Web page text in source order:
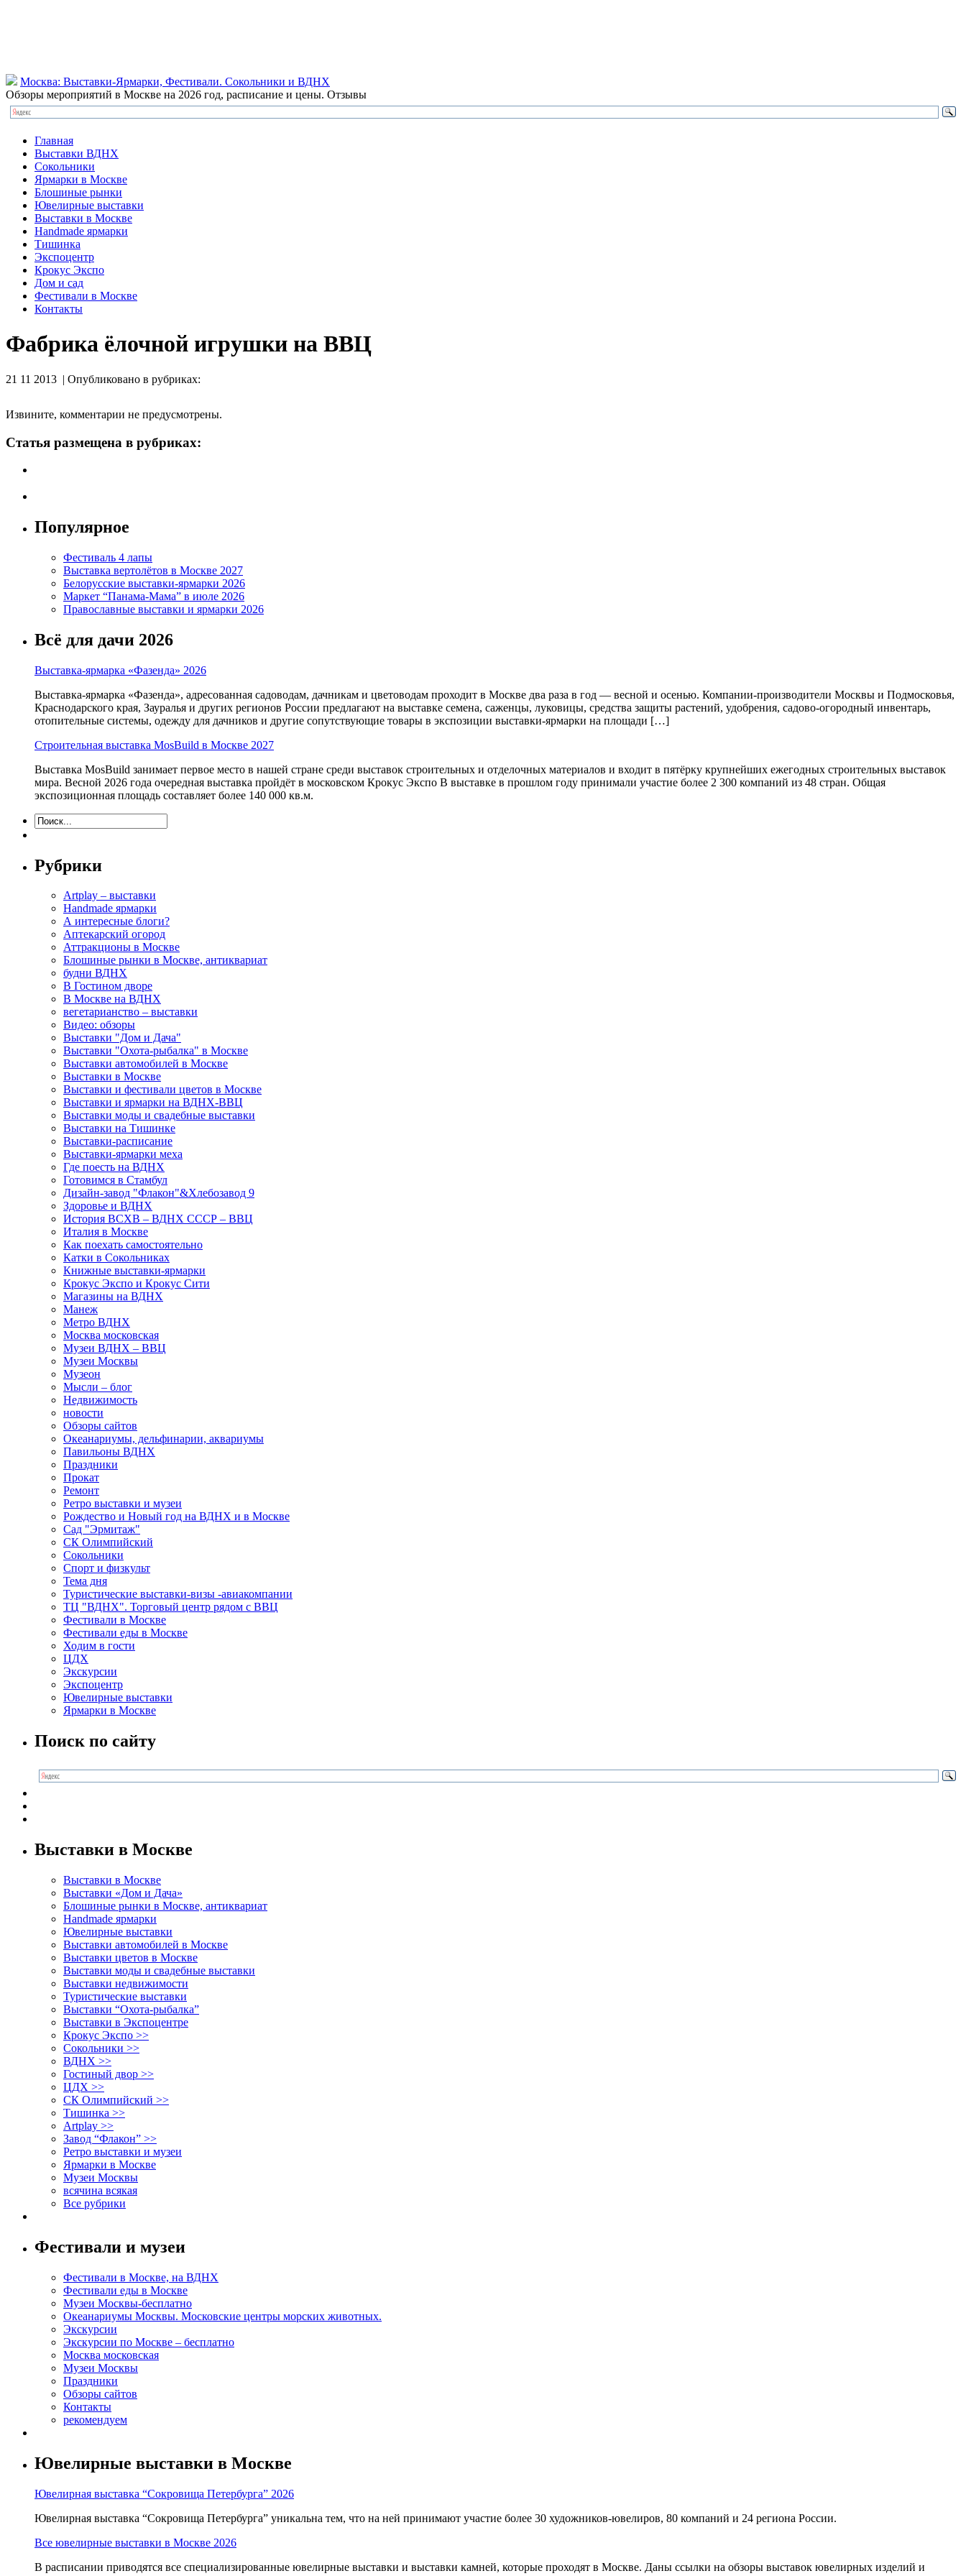
Москва: Выставки-Ярмарки, Фестивали. Сокольники и ВДНХ
Обзоры мероприятий в Москве на 2026 год, расписание и цены. Отзывы
Главная
Выставки ВДНХ
Сокольники
Ярмарки в Москве
Блошиные рынки
Ювелирные выставки
Выставки в Москве
Handmade ярмарки
Тишинка
Экспоцентр
Крокус Экспо
Дом и сад
Фестивали в Москве
Контакты
Фабрика ёлочной игрушки на ВВЦ
21 11 2013 | Опубликовано в рубриках:
Извините, комментарии не предусмотрены.
Статья размещена в рубриках:
Популярное
Фестиваль 4 лапы
Выставка вертолётов в Москве 2027
Белорусские выставки-ярмарки 2026
Маркет “Панама-Мама” в июле 2026
Православные выставки и ярмарки 2026
Всё для дачи 2026
Выставка-ярмарка «Фазенда» 2026
Выставка-ярмарка «Фазенда», адресованная садоводам, дачникам и цветоводам проходит в Москве два раза в год — весной и осенью. Компании-производители Москвы и Подмосковья,
Краснодарского края, Зауралья и других регионов России предлагают на выставке семена, саженцы, луковицы, средства защиты растений, удобрения, садово-огородный инвентарь,
отопительные системы, одежду для дачников и другие сопутствующие товары в экспозиции выставки-ярмарки на площади […]
Строительная выставка MosBuild в Москве 2027
Выставка MosBuild занимает первое место в нашей стране среди выставок строительных и отделочных материалов и входит в пятёрку крупнейших ежегодных строительных выставок
мира. Весной 2026 года очередная выставка пройдёт в московском Крокус Экспо В выставке в прошлом году принимали участие более 2 300 компаний из 48 стран. Общая
экспозиционная площадь составляет более 140 000 кв.м.
Рубрики
Artplay – выставки
Handmade ярмарки
А интересные блоги?
Аптекарский огород
Аттракционы в Москве
Блошиные рынки в Москве, антиквариат
будни ВДНХ
В Гостином дворе
В Москве на ВДНХ
вегетарианство – выставки
Видео: обзоры
Выставки "Дом и Дача"
Выставки "Охота-рыбалка" в Москве
Выставки автомобилей в Москве
Выставки в Москве
Выставки и фестивали цветов в Москве
Выставки и ярмарки на ВДНХ-ВВЦ
Выставки моды и свадебные выставки
Выставки на Тишинке
Выставки-расписание
Выставки-ярмарки меха
Где поесть на ВДНХ
Готовимся в Стамбул
Дизайн-завод "Флакон"&Хлебозавод 9
Здоровье и ВДНХ
История ВСХВ – ВДНХ СССР – ВВЦ
Италия в Москве
Как поехать самостоятельно
Катки в Сокольниках
Книжные выставки-ярмарки
Крокус Экспо и Крокус Сити
Магазины на ВДНХ
Манеж
Метро ВДНХ
Москва московская
Музеи ВДНХ – ВВЦ
Музеи Москвы
Музеон
Мысли – блог
Недвижимость
новости
Обзоры сайтов
Океанариумы, дельфинарии, аквариумы
Павильоны ВДНХ
Праздники
Прокат
Ремонт
Ретро выставки и музеи
Рождество и Новый год на ВДНХ и в Москве
Сад "Эрмитаж"
СК Олимпийский
Сокольники
Спорт и физкульт
Тема дня
Туристические выставки-визы -авиакомпании
ТЦ "ВДНХ". Торговый центр рядом с ВВЦ
Фестивали в Москве
Фестивали еды в Москве
Ходим в гости
ЦДХ
Экскурсии
Экспоцентр
Ювелирные выставки
Ярмарки в Москве
Поиск по сайту
Выставки в Москве
Выставки в Москве
Выставки «Дом и Дача»
Блошиные рынки в Москве, антиквариат
Handmade ярмарки
Ювелирные выставки
Выставки автомобилей в Москве
Выставки цветов в Москве
Выставки моды и свадебные выставки
Выставки недвижимости
Туристические выставки
Выставки “Охота-рыбалка”
Выставки в Экспоцентре
Крокус Экспо >>
Сокольники >>
ВДНХ >>
Гостиный двор >>
ЦДХ >>
СК Олимпийский >>
Тишинка >>
Artplay >>
Завод “Флакон” >>
Ретро выставки и музеи
Ярмарки в Москве
Музеи Москвы
всячина всякая
Все рубрики
Фестивали и музеи
Фестивали в Москве, на ВДНХ
Фестивали еды в Москве
Музеи Москвы-бесплатно
Океанариумы Москвы. Московские центры морских животных.
Экскурсии
Экскурсии по Москве – бесплатно
Москва московская
Музеи Москвы
Праздники
Обзоры сайтов
Контакты
рекомендуем
Ювелирные выставки в Москве
Ювелирная выставка “Сокровища Петербурга” 2026
Ювелирная выставка “Сокровища Петербурга” уникальна тем, что на ней принимают участие более 30 художников-ювелиров, 80 компаний и 24 региона России.
Все ювелирные выставки в Москве 2026
В расписании приводятся все специализированные ювелирные выставки и выставки камней, которые проходят в Москве. Даны ссылки на обзоры выставок ювелирных изделий и